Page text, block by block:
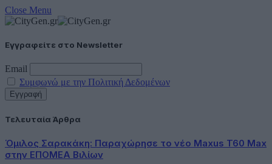
Close Menu
Εγγραφείτε στο Newsletter
Email
Συμφωνώ με την Πολιτική Δεδομένων
Τελευταία Άρθρα
Όμιλος Σαρακάκη: Παραχώρησε το νέο Maxus T60 Max
στην ΕΠΟΜΕΑ Βιλίων